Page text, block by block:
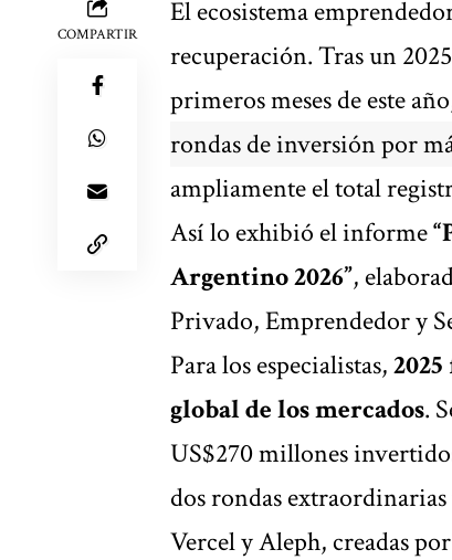
COMPARTIR
El ecosistema
recuperación. Tras un
primeros meses de este
rondas de inversión por
ampliamente el total
Así lo exhibió el informe
Argentino 2026”,
Privado, Emprendedor y
Para los especialistas,
global de los mercados.
US$270 millones
dos rondas
Vercel y Aleph, creadas